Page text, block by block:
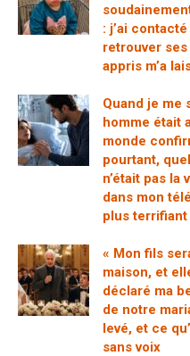
: j’ai
retrouver ses
appris m’a
Quand je me
homme était
monde
pourtant,
n’était pas la
dans mon
plus terrifiant
« Mon fils
maison, et
déclaré ma
de notre
levé, et ce
sans voix